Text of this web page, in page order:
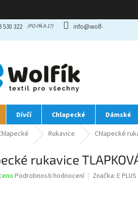
530 322
info@wolf-
Dívčí Chlapecké Dámské
Rukavice Chlapecké
rukavice
Podrobnosti hodnocení Značka: E PLUS